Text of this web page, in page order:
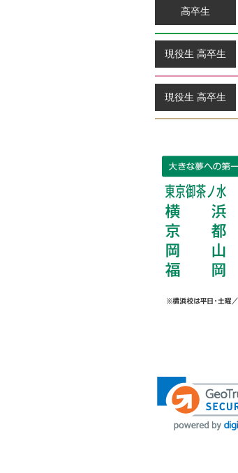
高卒生
現役生 高卒生
現役生 高卒生